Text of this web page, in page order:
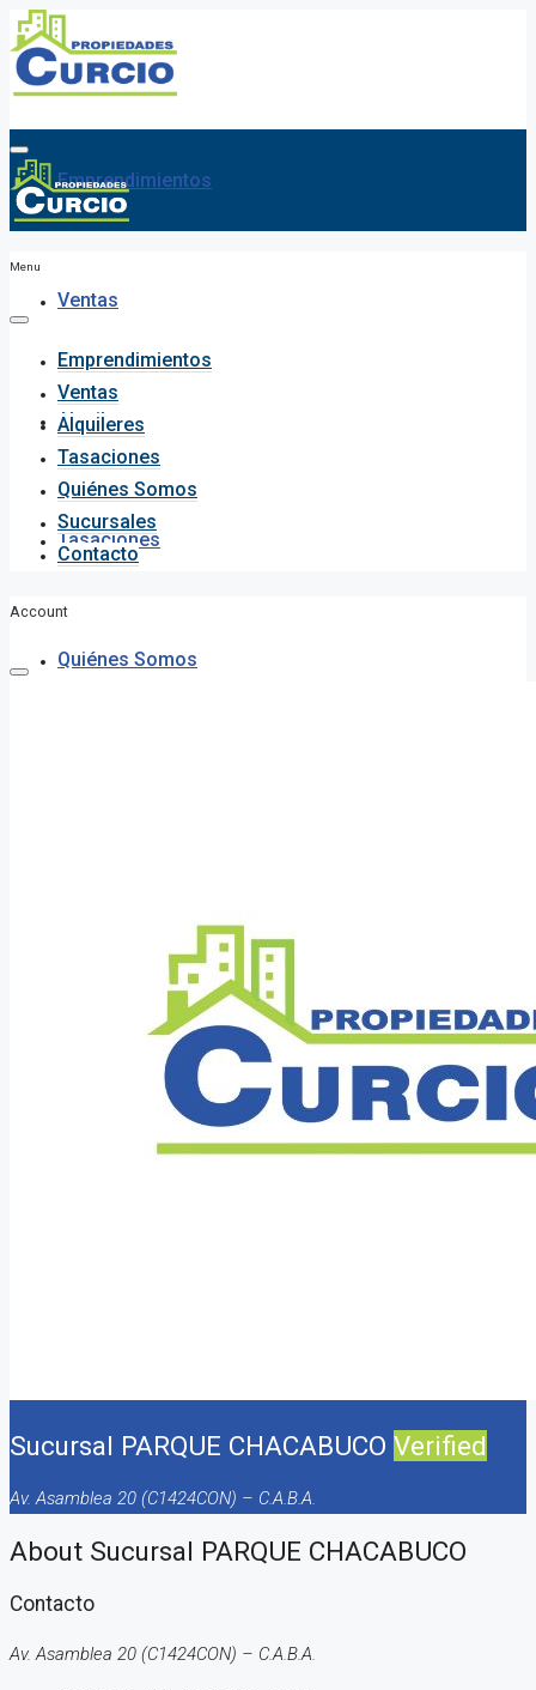
Emprendimientos
Ventas
Alquileres
Tasaciones
Quiénes Somos
Menu
Emprendimientos
Ventas
Alquileres
Tasaciones
Quiénes Somos
Sucursales
Contacto
Account
Sucursal PARQUE CHACABUCO Verified
Av. Asamblea 20 (C1424CON) – C.A.B.A.
About Sucursal PARQUE CHACABUCO
Contacto
Av. Asamblea 20 (C1424CON) – C.A.B.A.